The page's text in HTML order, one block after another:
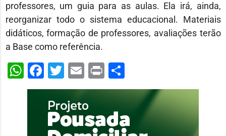
professores, um guia para as aulas. Ela irá, ainda,
reorganizar todo o sistema educacional. Materiais
didáticos, formação de professores, avaliações terão
a Base como referência.
WhatsApp
Facebook
Twitter
Email
PrintShare